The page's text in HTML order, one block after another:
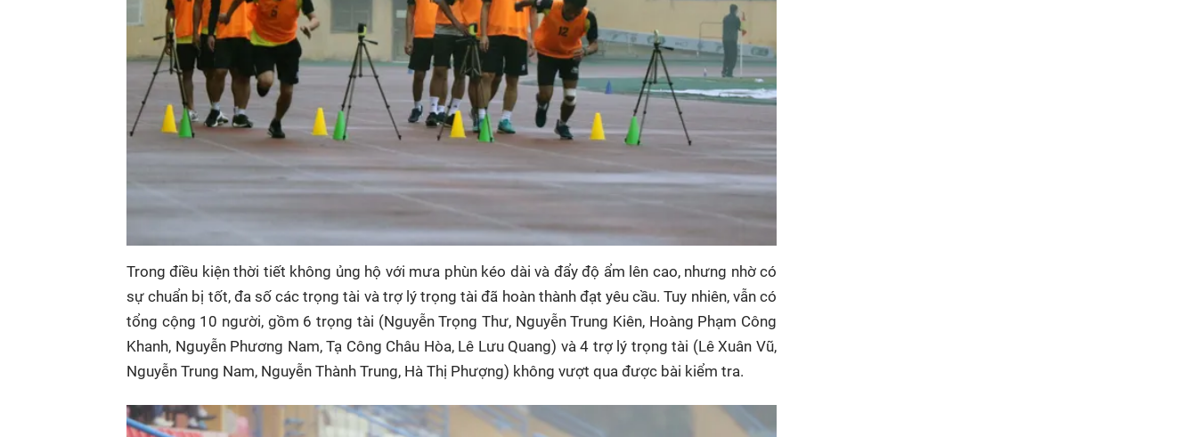
Trong điều kiện thời tiết không ủng hộ với mưa phùn kéo dài và đẩy độ ẩm lên cao, nhưng nhờ có
sự chuẩn bị tốt, đa số các trọng tài và trợ lý trọng tài đã hoàn thành đạt yêu cầu. Tuy nhiên, vẫn có
tổng cộng 10 người, gồm 6 trọng tài (Nguyễn Trọng Thư, Nguyễn Trung Kiên, Hoàng Phạm Công
Khanh, Nguyễn Phương Nam, Tạ Công Châu Hòa, Lê Lưu Quang) và 4 trợ lý trọng tài (Lê Xuân Vũ,
Nguyễn Trung Nam, Nguyễn Thành Trung, Hà Thị Phượng) không vượt qua được bài kiểm tra.